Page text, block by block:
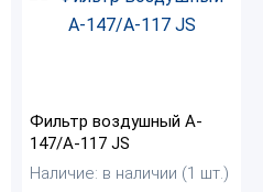
Фильтр воздушный A-
147/A-117 JS
Наличие: в наличии (1 шт.)